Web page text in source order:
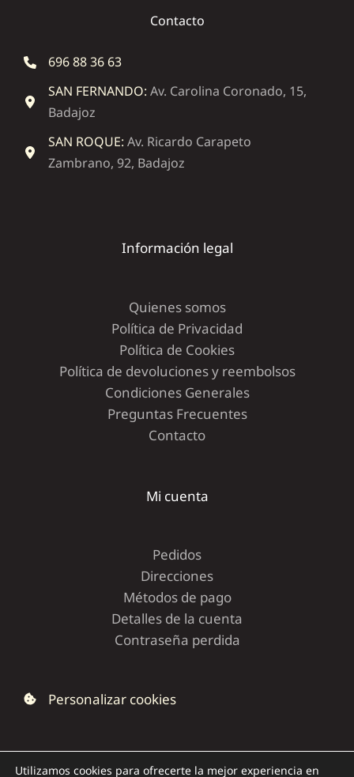
Contacto
696 88 36 63
SAN FERNANDO: Av. Carolina Coronado, 15,
Badajoz
SAN ROQUE: Av. Ricardo Carapeto
Zambrano, 92, Badajoz
Información legal
Quienes somos
Política de Privacidad
Política de Cookies
Política de devoluciones y reembolsos
Condiciones Generales
Preguntas Frecuentes
Contacto
Mi cuenta
Pedidos
Direcciones
Métodos de pago
Detalles de la cuenta
Contraseña perdida
Personalizar cookies
Utilizamos cookies para ofrecerte la mejor experiencia en